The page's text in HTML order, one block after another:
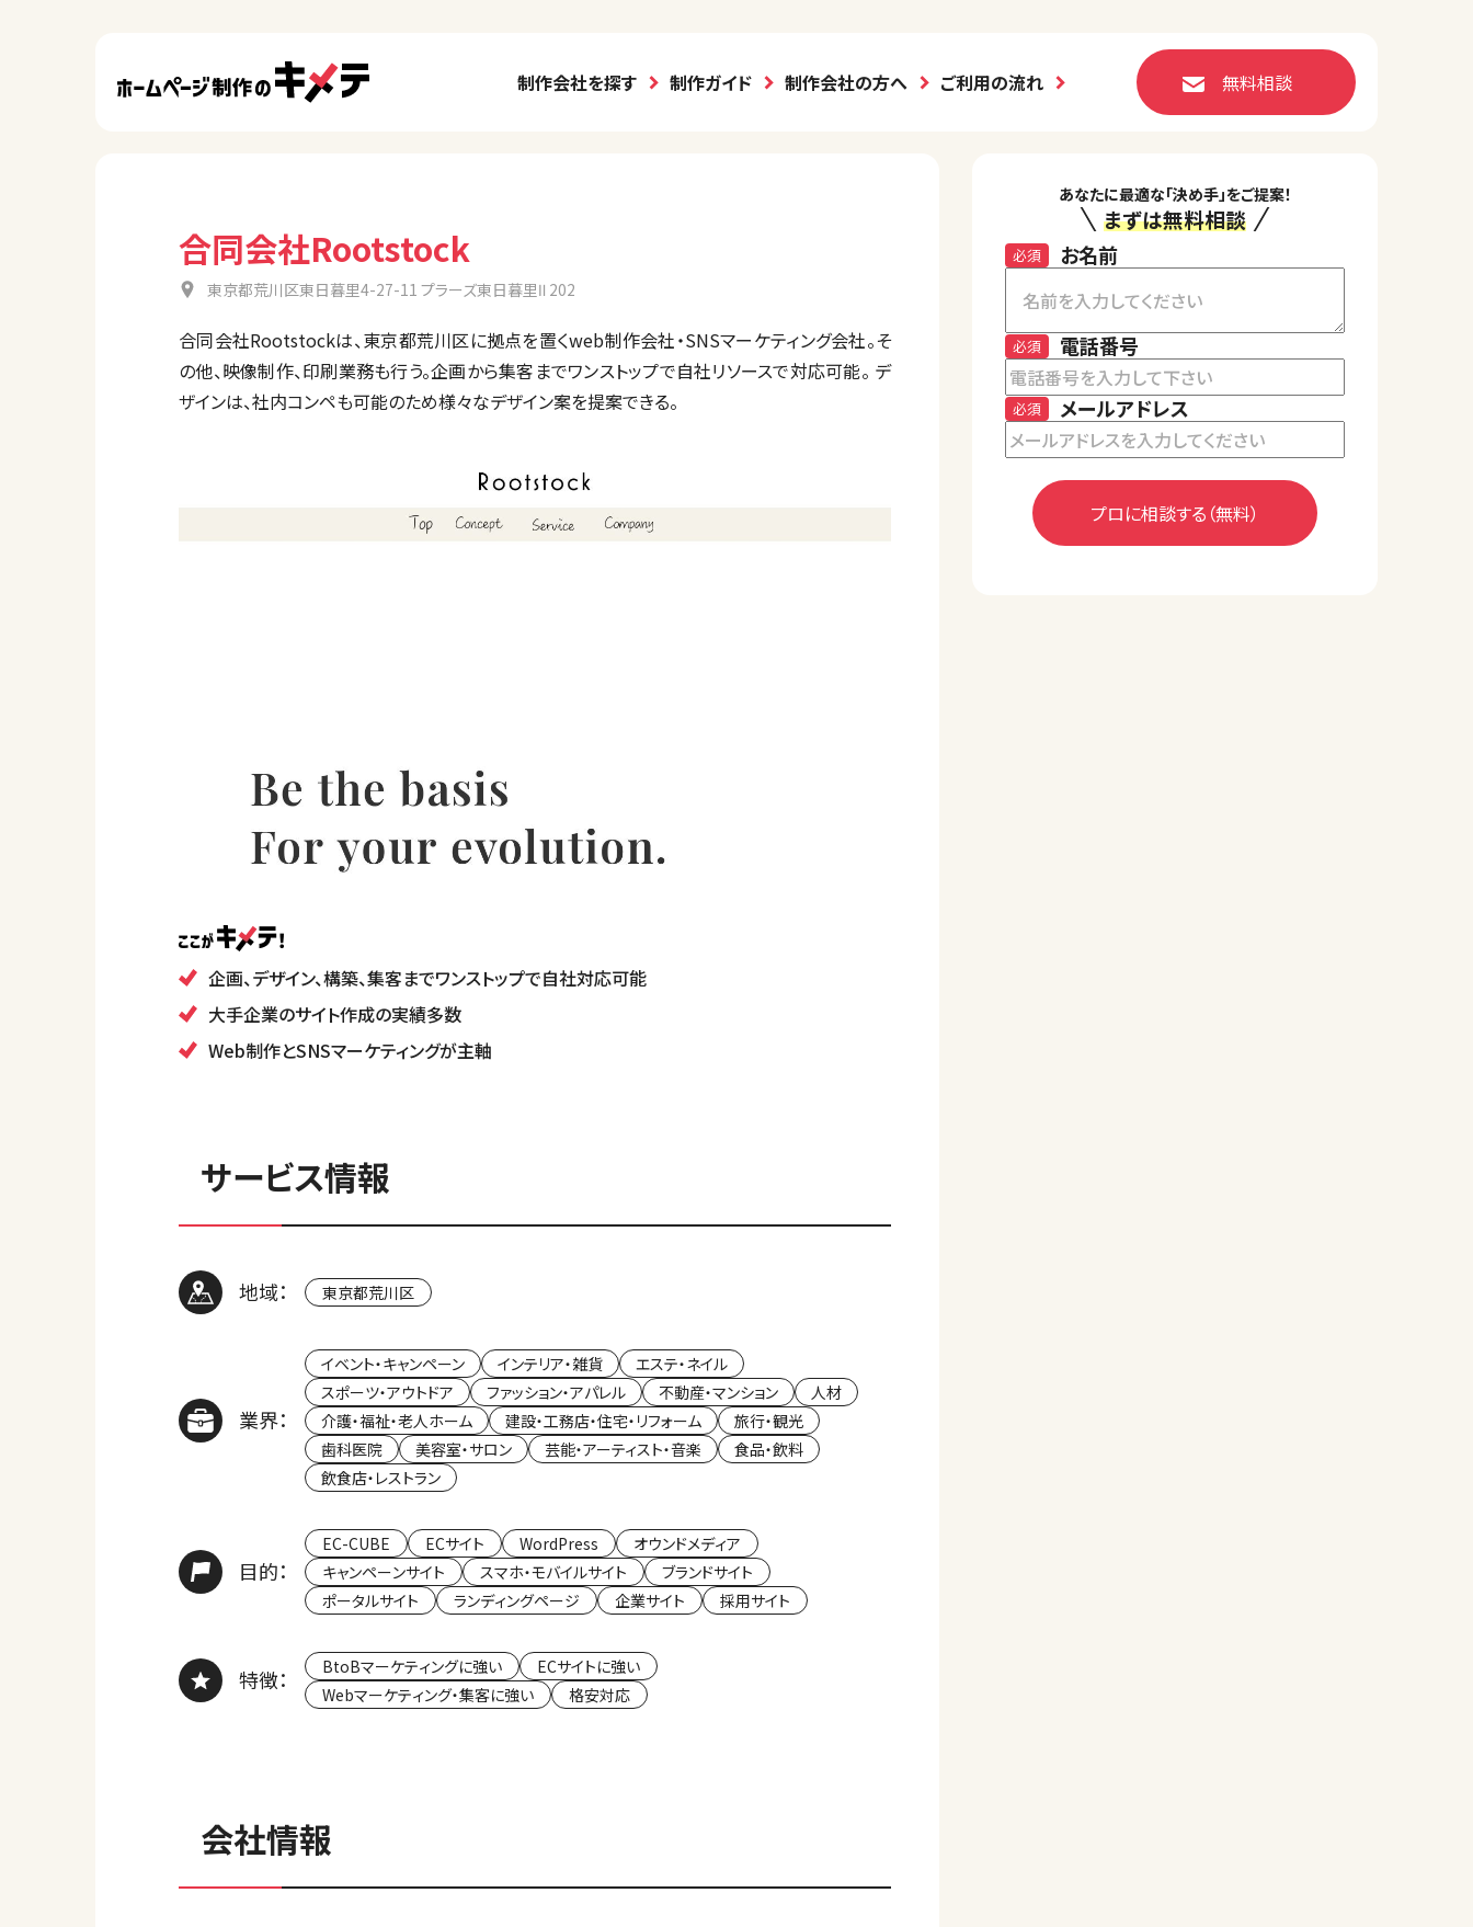
制作会社を探す 制作ガイド 制作会社の方へ ご利用の流れ 無料相談
合同会社Rootstock
東京都荒川区東日暮里4-27-11 プラーズ東日暮里Ⅱ 202
合同会社Rootstockは、東京都荒川区に拠点を置くweb制作会社・SNSマーケティング会社。そ
の他、映像制作、印刷業務も行う。企画から集客までワンストップで自社リソースで対応可能。 デ
ザインは、社内コンペも可能のため様々なデザイン案を提案できる。
企画、デザイン、構築、集客までワンストップで自社対応可能
大手企業のサイト作成の実績多数
Web制作とSNSマーケティングが主軸
サービス情報
地域： 東京都荒川区
業界：
イベント・キャンペーン インテリア・雑貨
エステ・ネイル
スポーツ・アウトドア
ファッション・アパレル 不動産・マンション
人材
介護・福祉・老人ホーム
建設・工務店・住宅・リフォーム
旅行・観光
歯科医院
美容室・サロン 芸能・アーティスト・音楽
食品・飲料
飲食店・レストラン
目的：
EC-CUBE ECサイト WordPress
オウンドメディア
キャンペーンサイト
スマホ・モバイルサイト
ブランドサイト
ポータルサイト
ランディングページ 企業サイト 採用サイト
特徴： BtoBマーケティングに強い
ECサイトに強い
Webマーケティング・集客に強い
格安対応
会社情報
あなたに最適な「決め手」をご提案！
まずは無料相談
お名前
必須
電話番号
必須
メールアドレス
必須